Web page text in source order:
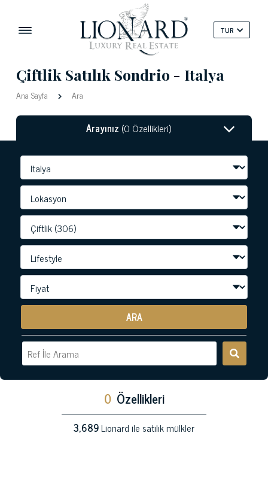
TUR
Çiftlik Satılık Sondrio - Italya
Ana Sayfa Ara
Arayınız (0 Özellikleri)
ARA
0 Özellikleri
3,689Lionard ile satılık mülkler